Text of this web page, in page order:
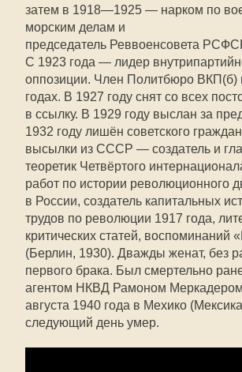
затем в 1918—1925 — нарком по
морским делам и
председатель Реввоенсовета
С 1923 года — лидер
оппозиции. Член Политбюро
годах. В 1927 году снят со всех
в ссылку. В 1929 году выслан за
1932 году лишён советского
высылки из СССР — создатель и
теоретик Четвёртого
работ по истории революционного
в России, создатель капитальных
трудов по революции 1917 года,
критических статей, воспоминаний
(Берлин, 1930). Дважды женат, без
первого брака. Был смертельно
агентом НКВД Рамоном
августа 1940 года в Мехико
следующий день умер.